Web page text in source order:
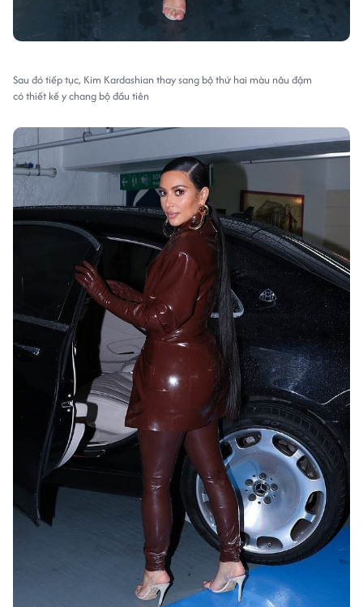
Sau đó tiếp tục, Kim Kardashian thay sang bộ thứ hai màu nâu đậm
có thiết kế y chang bộ đầu tiên